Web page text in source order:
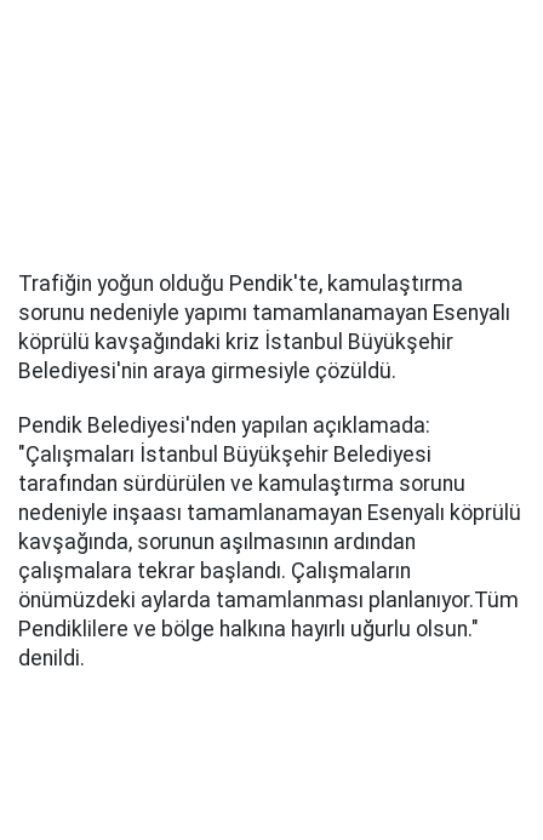
Trafiğin yoğun olduğu Pendik'te, kamulaştırma
sorunu nedeniyle yapımı tamamlanamayan Esenyalı
köprülü kavşağındaki kriz İstanbul Büyükşehir
Belediyesi'nin araya girmesiyle çözüldü.
Pendik Belediyesi'nden yapılan açıklamada:
"Çalışmaları İstanbul Büyükşehir Belediyesi
tarafından sürdürülen ve kamulaştırma sorunu
nedeniyle inşaası tamamlanamayan Esenyalı köprülü
kavşağında, sorunun aşılmasının ardından
çalışmalara tekrar başlandı. Çalışmaların
önümüzdeki aylarda tamamlanması planlanıyor.Tüm
Pendiklilere ve bölge halkına hayırlı uğurlu olsun."
denildi.